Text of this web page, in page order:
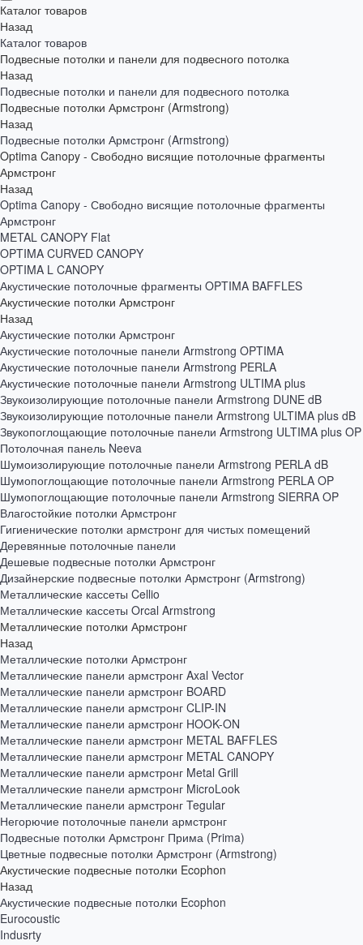
Каталог товаров
Назад
Каталог товаров
Подвесные потолки и панели для подвесного потолка
Назад
Подвесные потолки и панели для подвесного потолка
Подвесные потолки Армстронг (Armstrong)
Назад
Подвесные потолки Армстронг (Armstrong)
Optima Canopy - Свободно висящие потолочные фрагменты
Армстронг
Назад
Optima Canopy - Свободно висящие потолочные фрагменты
Армстронг
METAL CANOPY Flat
OPTIMA CURVED CANOPY
OPTIMA L CANOPY
Акустические потолочные фрагменты OPTIMA BAFFLES
Акустические потолки Армстронг
Назад
Акустические потолки Армстронг
Акустические потолочные панели Armstrong OPTIMA
Акустические потолочные панели Armstrong PERLA
Акустические потолочные панели Armstrong ULTIMA plus
Звукоизолирующие потолочные панели Armstrong DUNE dB
Звукоизолирующие потолочные панели Armstrong ULTIMA plus dB
Звукопоглощающие потолочные панели Armstrong ULTIMA plus OP
Потолочная панель Neeva
Шумоизолирующие потолочные панели Armstrong PERLA dB
Шумопоглощающие потолочные панели Armstrong PERLA OP
Шумопоглощающие потолочные панели Armstrong SIERRA OP
Влагостойкие потолки Армстронг
Гигиенические потолки армстронг для чистых помещений
Деревянные потолочные панели
Дешевые подвесные потолки Армстронг
Дизайнерские подвесные потолки Армстронг (Armstrong)
Металлические кассеты Cellio
Металлические кассеты Orcal Armstrong
Металлические потолки Армстронг
Назад
Металлические потолки Армстронг
Металлические панели армстронг Axal Vector
Металлические панели армстронг BOARD
Металлические панели армстронг CLIP-IN
Металлические панели армстронг HOOK-ON
Металлические панели армстронг METAL BAFFLES
Металлические панели армстронг METAL CANOPY
Металлические панели армстронг Metal Grill
Металлические панели армстронг MicroLook
Металлические панели армстронг Tegular
Негорючие потолочные панели армстронг
Подвесные потолки Армстронг Прима (Prima)
Цветные подвесные потолки Армстронг (Armstrong)
Акустические подвесные потолки Ecophon
Назад
Акустические подвесные потолки Ecophon
Eurocoustic
Indusrty